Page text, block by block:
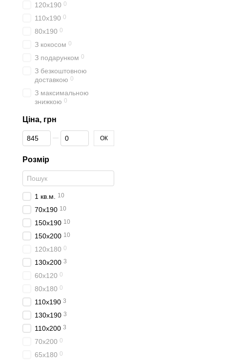
120х190 0
110х190 0
80х190 0
З кокосом 0
З подарунком 0
З безкоштовною
доставкою 0
З максимальною
знижкою 0
Ціна, грн
Від Ціна, грн
До Ціна, грн ОК
Розмір
1 кв.м. 10
70x190 10
150x190 10
150x200 10
120x180 0
130x200 3
60x120 0
80x180 0
110x190 3
130x190 3
110x200 3
70x200 0
65x180 0